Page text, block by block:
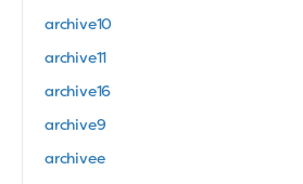
archive10
archive11
archive16
archive9
archivee